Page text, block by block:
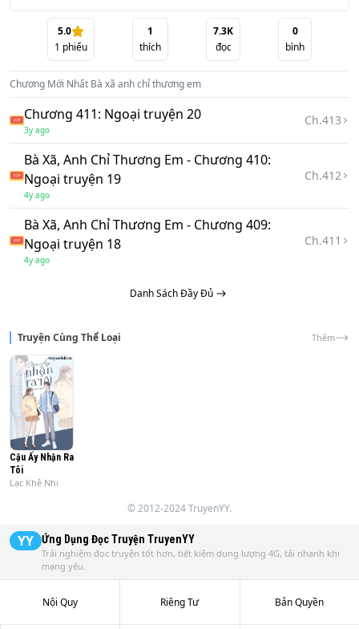
nhưng tại sao đến cuối cùng lại bị “ép buộc” đến bầm tím
cả người? Cứ nghĩ rằng về sau hai người sẽ không gặp lại
nhau nữa, nhưng không may, anh lại muốn cô thành
nghiện, bá đạo dây dưa...
Cô vốn nghĩ có thể bảo vệ trái tim của mình, nhưng vẫn
không tự chủ được đắm chìm vào trong sự cưng chiều vô
tận của anh. Rồi, hạnh phúc tuột khỏi tầm tay, bị hãm hại:
bức ảnh thân mật của cô và một người đàn ông khác đã dễ
dàng đánh tan khát khao hạnh phúc của cô. Trong mắt
anh, cô trở thành người phụ nữ mà ai cũng có thể làm
chồng, cả tinh thần và thể xác đều bị tổn thương, rồi cô
biến mất trong thế giới của anh....
5.0
1 phiếu
1
thích
7.3K
đọc
0
bình
Chương Mới Nhất Bà xã anh chỉ thương em
Chương 411: Ngoại truyện 20
3y ago
Ch.413
Bà Xã, Anh Chỉ Thương Em - Chương 410:
Ngoại truyện 19
4y ago
Ch.412
Bà Xã, Anh Chỉ Thương Em - Chương 409:
Ngoại truyện 18
4y ago
Ch.411
Danh Sách Đầy Đủ
Truyện Cùng Thể Loại Thêm
Cậu Ấy Nhận Ra
Tôi
Lạc Khê Nhi
© 2012-2024 TruyenYY.
YY Ứng Dụng Đọc Truyện TruyenYY
Trải nghiệm đọc truyện tốt hơn, tiết kiệm dung lượng 4G, tải nhanh khi
mạng yếu.
Nội Quy Riêng Tư Bản Quyền